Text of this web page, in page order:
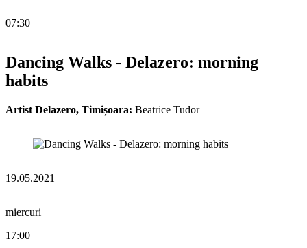
07:30
Dancing Walks - Delazero: morning
habits
Artist Delazero, Timișoara: Beatrice Tudor
19.05.2021
miercuri
17:00